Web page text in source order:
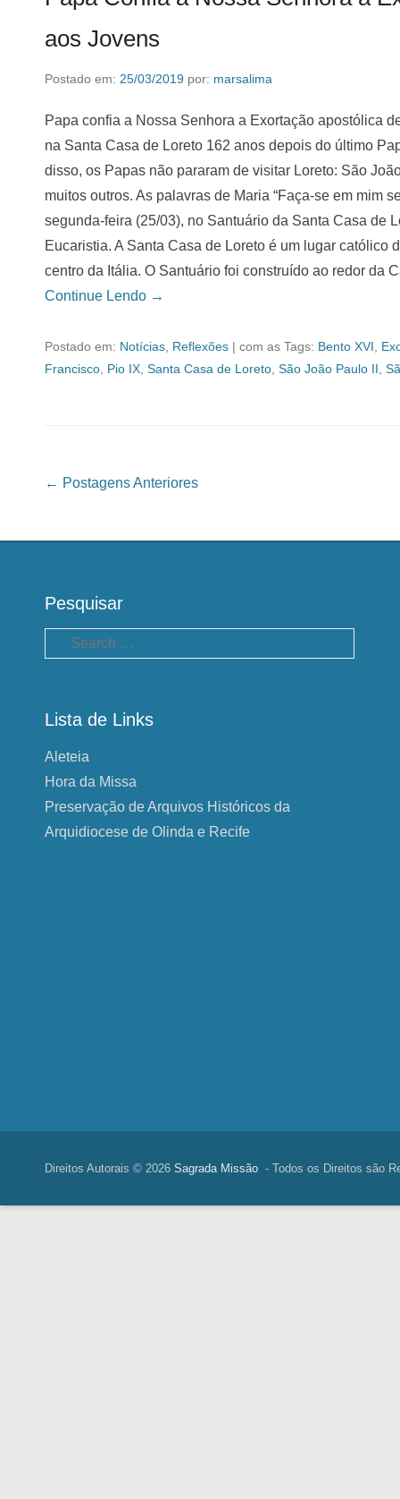
aos Jovens
Postado em: 25/03/2019 por: marsalima
Papa confia a Nossa Senhora a Exortação apostólica
na Santa Casa de Loreto 162 anos depois do último
disso, os Papas não pararam de visitar Loreto: São
muitos outros. As palavras de Maria “Faça-se em mim
segunda-feira (25/03), no Santuário da Santa Casa de
Eucaristia. A Santa Casa de Loreto é um lugar
centro da Itália. O Santuário foi construído ao redor da
Continue Lendo →
Postado em: Notícias Reflexões | com as Tags: Bento XVI
Francisco Pio IX Santa Casa de Loreto São João Paulo II
Navegação das Postagens
← Postagens Anteriores
Pesquisar
Pesquisa
Lista de Links
Aleteia
Hora da Missa
Preservação de Arquivos Históricos da
Arquidiocese de Olinda e Recife
Direitos Autorais © 2026 Sagrada Missão - Todos os Direitos são